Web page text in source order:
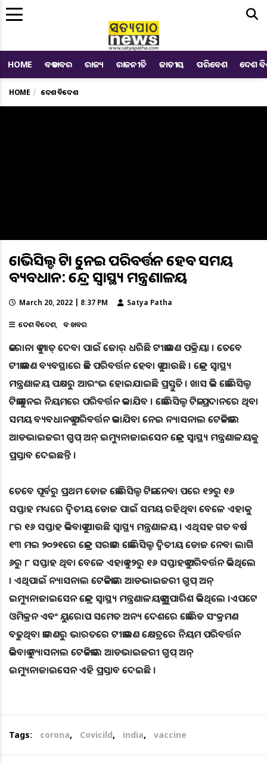
HOME ବଡ ଖବର ରାଜ୍ୟ ରାଜନୀତି ଜାତୀୟ ପରିବେଶ ଦେଶ
HOME ଦେଶ ବିଦେଶ
କୋଭିସିଲ୍ଡ ଟିକାକୁ ନେଇ ପରିବର୍ତ୍ତନ ହେବ ସମୟ
ବ୍ୟବଧାନ: କେନ୍ଦ୍ର ସ୍ବାସ୍ଥ୍ୟ ମନ୍ତ୍ରଣାଳୟ
March 20, 2022 | 8:37 PM Satya Patha
ଦେଶ ବିଦେଶ ବଡ ଖବର
କରୋନା କୁ ମାତ୍ ଦେବା ପାଇଁ ଜୋର୍ ଧରିଛି ଟୀକାକରଣ ପକ୍ରିୟା । ତେବେ
ଟୀକାକରଣ ବ୍ୟବସ୍ଥାରେ କିଛି ପରିବର୍ତ୍ତନ ହେବା କୁ ଯାଉଛି । କେନ୍ଦ୍ର ସ୍ବାସ୍ଥ୍ୟ
ମନ୍ତ୍ରଣାଳୟ ପକ୍ଷରୁ ଆରଂଭ ହୋଇଯାଇଛି ପ୍ରସ୍ତୁତି । ଖାସ କରି କୋଭିସିଲ୍ଡ
ଟିକାକୁ ନେଇ ନିୟମରେ ପରିବର୍ତ୍ତନ କରାଯିବ । କୋଭିସିଲ୍ଡ ଟିକା ପ୍ରଦାନରେ ଥିବା
ସମୟ ବ୍ୟବଧାନକୁ ପରିବର୍ତ୍ତନ କରାଯିବା ନେଇ ନ୍ୟାସନାଲ ଟେକନିକାଲ
ଆଡଭାଇଜରୀ ଗ୍ରୁପ୍‌ ଅନ୍‌ ଇମ୍ୟୁନାଜାଇସେନ କେନ୍ଦ୍ର ସ୍ବାସ୍ଥ୍ୟ ମନ୍ତ୍ରଣାଳୟକୁ
ପ୍ରସ୍ତାବ ଦେଇଛନ୍ତି ।
ତେବେ ପୂର୍ବରୁ ପ୍ରଥମ ଡୋଜ କୋଭିସିଲ୍ଡ ଟିକା ନେବା ପରେ ୧୨ରୁ ୧୬
ସପ୍ତାହ ମଧ୍ୟରେ ଦ୍ବିତୀୟ ଡୋଜ ପାଇଁ ସମୟ ରହିଥିବା ବେଳେ ଏହାକୁ
୮ର ୧୬ ସପ୍ତାହ କରିବାକୁ ଯାଉଛି ସ୍ବାସ୍ଥ୍ୟ ମନ୍ତ୍ରଣାଳୟ । ଏଥିସହ ଗତ ବର୍ଷ
୧୩ ମଇ ୨୦୨୧ରେ କେନ୍ଦ୍ର ସରକାର କୋଭିସିଲ୍ଡ ଦ୍ବିତୀୟ ଡୋଜ ନେବା ଲାଗି
୬ରୁ ୮ ସପ୍ତାହ ଥିବା ବେଳେ ଏହାକୁ ୧୨ରୁ ୧୬ ସପ୍ତାହକୁ ପରିବର୍ତ୍ତନ କରିଥିଲେ
। ଏଥିପାଇଁ ନ୍ୟାସନାଲ ଟେକନିକାଲ ଆଡଭାଇଜରୀ ଗ୍ରୁପ୍‌ ଅନ୍‌
ଇମ୍ୟୁନାଜାଇସେନ କେନ୍ଦ୍ର ସ୍ବାସ୍ଥ୍ୟ ମନ୍ତ୍ରଣାଳୟକୁ ସୁପାରିଶ କରିଥିଲେ ।ଏପଟେ
ଓମିକ୍ରନ ଏବଂ ୟୁରୋପ ସମେତ ଅନ୍ୟ ଦେଶରେ କୋଭିଡ ସଂକ୍ରମଣ
ବଢୁଥିବା କାରଣରୁ ଭାରତରେ ଟୀକାକରଣ କ୍ଷେତ୍ରରେ ନିୟମ ପରିବର୍ତ୍ତନ
କରିବାକୁ ନ୍ୟାସନାଲ ଟେକନିକାଲ ଆଡଭାଇଜରୀ ଗ୍ରୁପ୍‌ ଅନ୍‌
ଇମ୍ୟୁନାଜାଇସେନ ଏହି ପ୍ରସ୍ତାବ ଦେଇଛି ।
Tags: corona, Covicild, india, vaccine